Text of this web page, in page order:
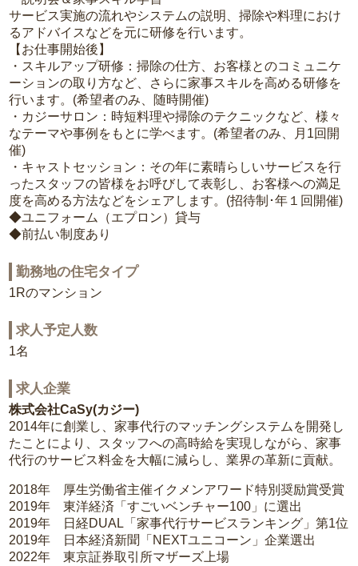
サービス実施の流れやシステムの説明、掃除や料理におけ
るアドバイスなどを元に研修を行います。
【お仕事開始後】
・スキルアップ研修：掃除の仕方、お客様とのコミュニケ
ーションの取り方など、さらに家事スキルを高める研修を
行います。(希望者のみ、随時開催)
・カジーサロン：時短料理や掃除のテクニックなど、様々
なテーマや事例をもとに学べます。(希望者のみ、月1回開
催)
・キャストセッション：その年に素晴らしいサービスを行
ったスタッフの皆様をお呼びして表彰し、お客様への満足
度を高める方法などをシェアします。(招待制･年１回開催)
◆ユニフォーム（エプロン）貸与
◆前払い制度あり
勤務地の住宅タイプ
1Rのマンション
求人予定人数
1名
求人企業
株式会社CaSy(カジー)
2014年に創業し、家事代行のマッチングシステムを開発し
たことにより、スタッフへの高時給を実現しながら、家事
代行のサービス料金を大幅に減らし、業界の革新に貢献。
2018年 厚生労働省主催イクメンアワード特別奨励賞受賞
2019年 東洋経済「すごいベンチャー100」に選出
2019年 日経DUAL「家事代行サービスランキング」第1位
2019年 日本経済新聞「NEXTユニコーン」企業選出
2022年 東京証券取引所マザーズ上場